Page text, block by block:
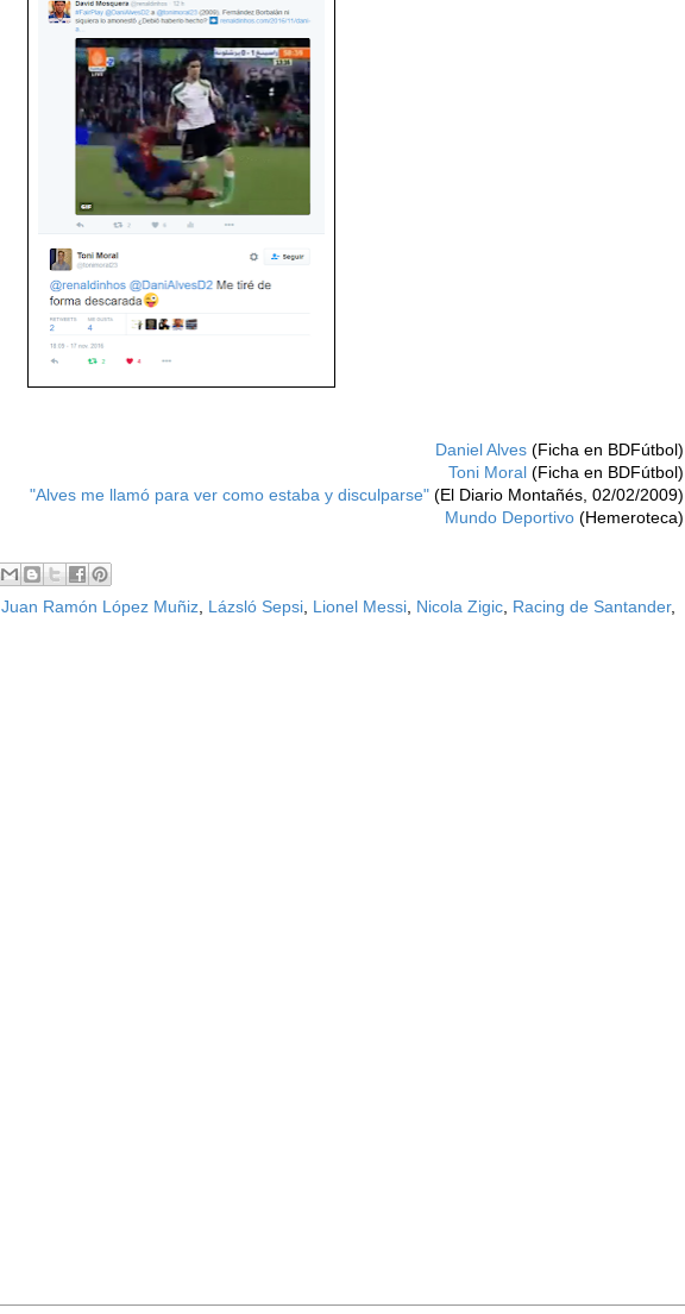
Daniel Alves (Ficha en BDFútbol)
Toni Moral (Ficha en BDFútbol)
"Alves me llamó para ver como estaba y disculparse" (El Diario Montañés, 02/02/2009)
Mundo Deportivo (Hemeroteca)
Juan Ramón López Muñiz Lázsló Sepsi Lionel Messi Nicola Zigic Racing de Santander,